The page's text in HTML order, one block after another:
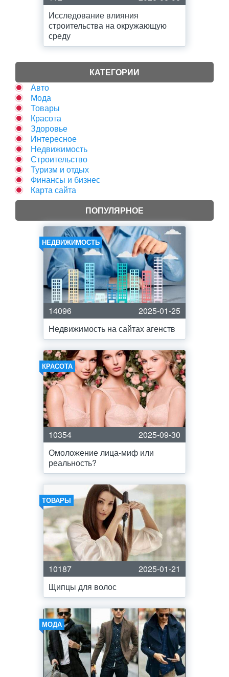
Исследование влияния
строительства на окружающую
среду
КАТЕГОРИИ
Авто
Мода
Товары
Красота
Здоровье
Интересное
Недвижимость
Строительство
Туризм и отдых
Финансы и бизнес
Карта сайта
ПОПУЛЯРНОЕ
НЕДВИЖИМОСТЬ
14096
2025-01-25
Недвижимость на сайтах агенств
КРАСОТА
10354
2025-09-30
Омоложение лица-миф или
реальность?
ТОВАРЫ
10187
2025-01-21
Щипцы для волос
МОДА